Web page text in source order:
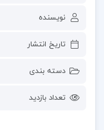
نویسنده
تاریخ انتشار
دسته بندی
تعداد بازدید